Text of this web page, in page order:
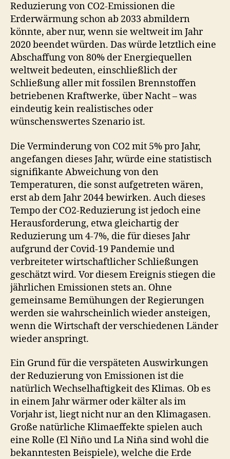
Reduzierung von CO2-Emissionen die
Erderwärmung schon ab 2033 abmildern
könnte, aber nur, wenn sie weltweit im Jahr
2020 beendet würden. Das würde letztlich eine
Abschaffung von 80% der Energiequellen
weltweit bedeuten, einschließlich der
Schließung aller mit fossilen Brennstoffen
betriebenen Kraftwerke, über Nacht – was
eindeutig kein realistisches oder
wünschenswertes Szenario ist.
Die Verminderung von CO2 mit 5% pro Jahr,
angefangen dieses Jahr, würde eine statistisch
signifikante Abweichung von den
Temperaturen, die sonst aufgetreten wären,
erst ab dem Jahr 2044 bewirken. Auch dieses
Tempo der CO2-Reduzierung ist jedoch eine
Herausforderung, etwa gleichartig der
Reduzierung um 4-7%, die für dieses Jahr
aufgrund der Covid-19 Pandemie und
verbreiteter wirtschaftlicher Schließungen
geschätzt wird. Vor diesem Ereignis stiegen die
jährlichen Emissionen stets an. Ohne
gemeinsame Bemühungen der Regierungen
werden sie wahrscheinlich wieder ansteigen,
wenn die Wirtschaft der verschiedenen Länder
wieder anspringt.
Ein Grund für die verspäteten Auswirkungen
der Reduzierung von Emissionen ist die
natürlich Wechselhaftigkeit des Klimas. Ob es
in einem Jahr wärmer oder kälter als im
Vorjahr ist, liegt nicht nur an den Klimagasen.
Große natürliche Klimaeffekte spielen auch
eine Rolle (El Niño und La Niña sind wohl die
bekanntesten Beispiele), welche die Erde